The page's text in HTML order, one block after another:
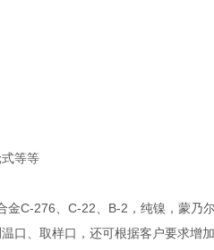
等等
C-276、C-22、B-2，纯镍，蒙乃
口、取样口，还可根据客户要求增